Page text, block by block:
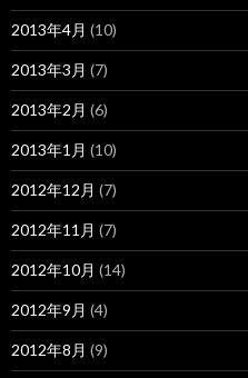
2013年4月 (10)
2013年3月 (7)
2013年2月 (6)
2013年1月 (10)
2012年12月 (7)
2012年11月 (7)
2012年10月 (14)
2012年9月 (4)
2012年8月 (9)